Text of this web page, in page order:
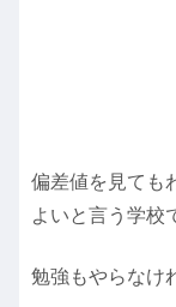
偏差値を見ても
よいと言う学校
勉強もやらなけ